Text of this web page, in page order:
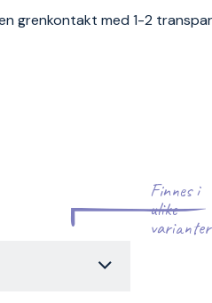
grenkontakt med 1-2
Finnes i
ulike
varianter